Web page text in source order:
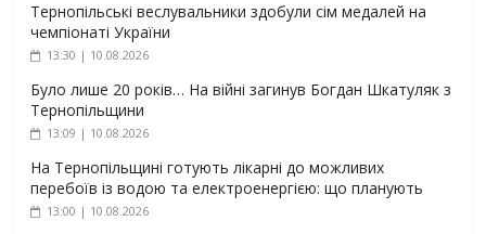
Тернопільські веслувальники здобули сім медалей на
чемпіонаті України
13:30 | 10.08.2026
Було лише 20 років… На війні загинув Богдан Шкатуляк з
Тернопільщини
13:09 | 10.08.2026
На Тернопільщині готують лікарні до можливих
перебоїв із водою та електроенергією: що планують
13:00 | 10.08.2026